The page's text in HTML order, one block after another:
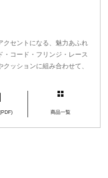
クセントになる、魅力あふれ
・コード・フリンジ・レース
ッションに組み合わせて、
商品一覧